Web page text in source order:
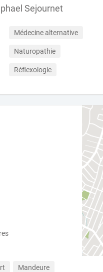
Sejournet
Médecine alternative
Naturopathie
Réflexologie
Mandeure